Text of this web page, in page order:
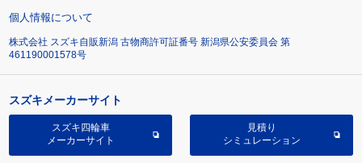
個人情報について
株式会社 スズキ自販新潟 古物商許可証番号 新潟県公安委員会 第
461190001578号
スズキメーカーサイト
スズキ四輪車
メーカーサイト
見積り
シミュレーション